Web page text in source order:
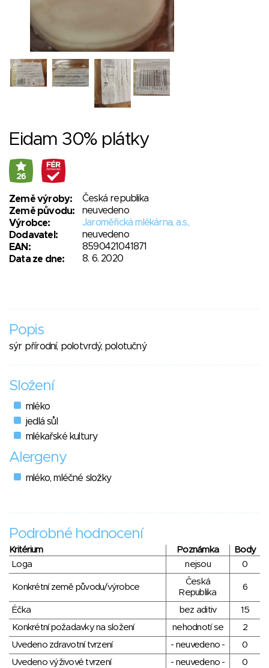
Eidam 30% plátky
26
Země výroby:
Česká republika
Země původu:
neuvedeno
Výrobce:
Jaroměřická mlékárna, a.s.,
Dodavatel:
neuvedeno
EAN:
8590421041871
Data ze dne:
8. 6. 2020
Popis
sýr přírodní, polotvrdý, polotučný
Složení
mléko
jedlá sůl
mlékařské kultury
Alergeny
mléko, mléčné složky
Podrobné hodnocení
Kritérium Poznámka
Body
Loga
nejsou 0
Konkrétní země původu/výrobce
Česká
Republika
6
Éčka bez aditiv
15
Konkrétní požadavky na složení
nehodnotí se
2
Uvedeno zdravotní tvrzení
- neuvedeno -
0
Uvedeno výživové tvrzení
- neuvedeno -
0